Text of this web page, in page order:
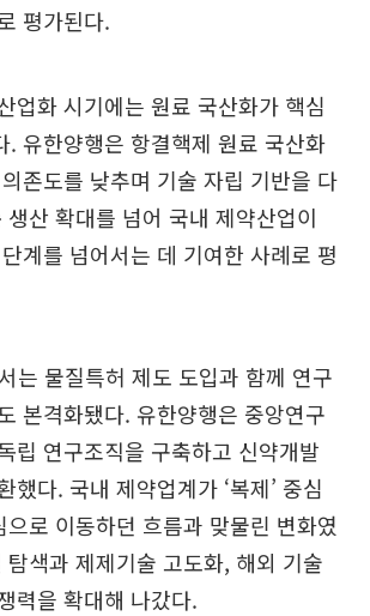
평가된다.
업화 시기에는 원료 국산화가 핵심
. 유한양행은 항결핵제 원료 국산화
존도를 낮추며 기술 자립 기반을 다
산 확대를 넘어 국내 제약산업이
계를 넘어서는 데 기여한 사례로 평
는 물질특허 제도 도입과 함께 연구
본격화됐다. 유한양행은 중앙연구
립 연구조직을 구축하고 신약개발
했다. 국내 제약업계가 ‘복제’ 중심
으로 이동하던 흐름과 맞물린 변화였
색과 제제기술 고도화, 해외 기술
력을 확대해 나갔다.